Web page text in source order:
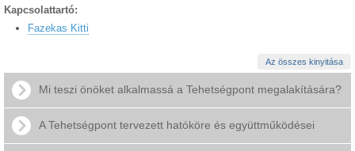
Kapcsolattartó:
Fazekas Kitti
Az összes kinyitása
Mi teszi önöket alkalmassá a Tehetségpont megalakítására?
A Tehetségpont tervezett hatóköre és együttműködései